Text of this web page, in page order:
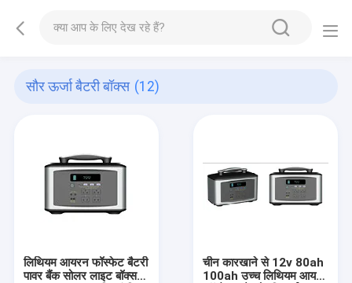
सौर ऊर्जा बैटरी बॉक्स (12)
लिथियम आयरन फॉस्फेट बैटरी
पावर बैंक सोलर लाइट बॉक्स
चीन कारखाने से 12v 80ah
100ah उच्च लिथियम आयरन